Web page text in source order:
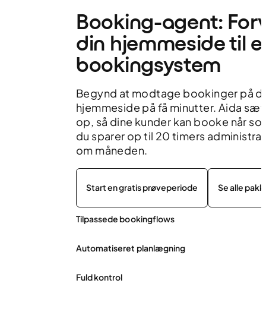
Booking-agent:
din hjemmeside til
bookingsystem
Begynd at modtage bookinger på
hjemmeside på få minutter. Aida
op, så dine kunder kan booke når
du sparer op til 20 timers
om måneden.
Start en gratis prøveperiode Se alle
Tilpassede bookingflows
Automatiseret planlægning
Fuld kontrol